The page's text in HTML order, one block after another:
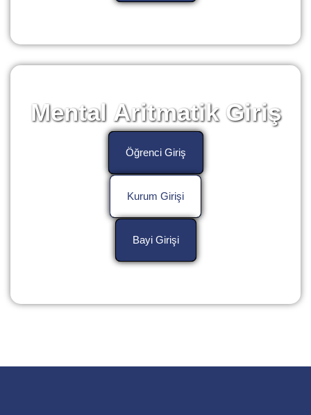
Mental Aritmatik Giriş
Öğrenci Giriş
Kurum Girişi
Bayi Girişi